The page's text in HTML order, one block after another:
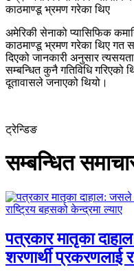
काठमाण्डू भ्रमण गरेका थिए
अमेरिकी सेनाको प्यासिफिक
काठमाण्डू भ्रमण गरेका थिए गत
दिएको जानकारी अनुसार
सम्बन्धित कुनै गतिविधि गरिएको
दूतावासले जनाएको थियो।
ट्रेन्डिङ
सम्बन्धित
पत्रकार मातृका
शरणार्थी प्रकरणलाई